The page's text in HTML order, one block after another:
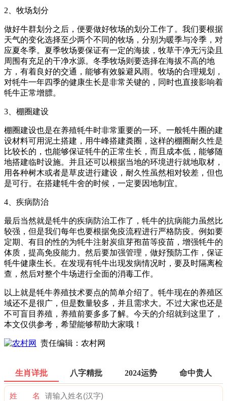
2、牧场划分
做好牛群划分之后，便要做好牧场的划分工作了。我们要根据
天气的变化选择至少两个不同的牧场，分别为暖季与冷季，对
应夏冬季。夏季牧场要保证有一定的海拔，牧草干净无污染且
周围有充足的干净水源。冬季牧场则要选择在海拔不高的地
方，有着良好的交通，能够有效躲避风雨。牧场的合理规划，
对牦牛一年四季的健康生长是非常关键的，同时也直接影响着
牦牛正常增膘。
3、棚圈建设
棚圈建设也是在养殖牦牛时非常重要的一环。一般牦牛圈的建
设材料可用泥土搭建，用牛峰搭建粪圈，这样的棚圈耐久性是
比较长的，也能够保证牦牛的正常生长，而且成本低，能够随
地搭建临时设施。并且还可以根据当地的环境进行就地取材，
用各种树木或者是草皮进行建设，耐久性虽然相对较差，但也
是可行。在搭建牦牛舍的时候，一定要因地制宜。
4、疾病防治
最后当然就是牦牛的疾病防治工作了，牦牛的抗病能力虽然比
较强，但是我们每年也要根据免疫流程进行严格防疫。例如要
定期、有目的性的为牦牛注射炭疽芽孢苗等疫苗，增强牦牛的
体质，提高免疫能力。然后要加强管理，做好预防工作，保证
牦牛健康生长。在发现有牦牛出现发病情况时，要及时隔离检
查，然后对整个牛场进行全面的消毒工作。
以上就是牦牛养殖技术要点的简单介绍了。牦牛现在的养殖区
域还不是很广，但是数量较多，并且需求大。不过大家也还是
不可盲目养殖，养殖前要多多了解。今天的介绍就到这里了，
本文仅供参考，希望能够帮助大家哦！
责任编辑：农村网
生肖详批 八字精批 2024运势 命中贵人
姓 名